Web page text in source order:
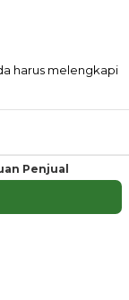
harus melengkapi
Penjual